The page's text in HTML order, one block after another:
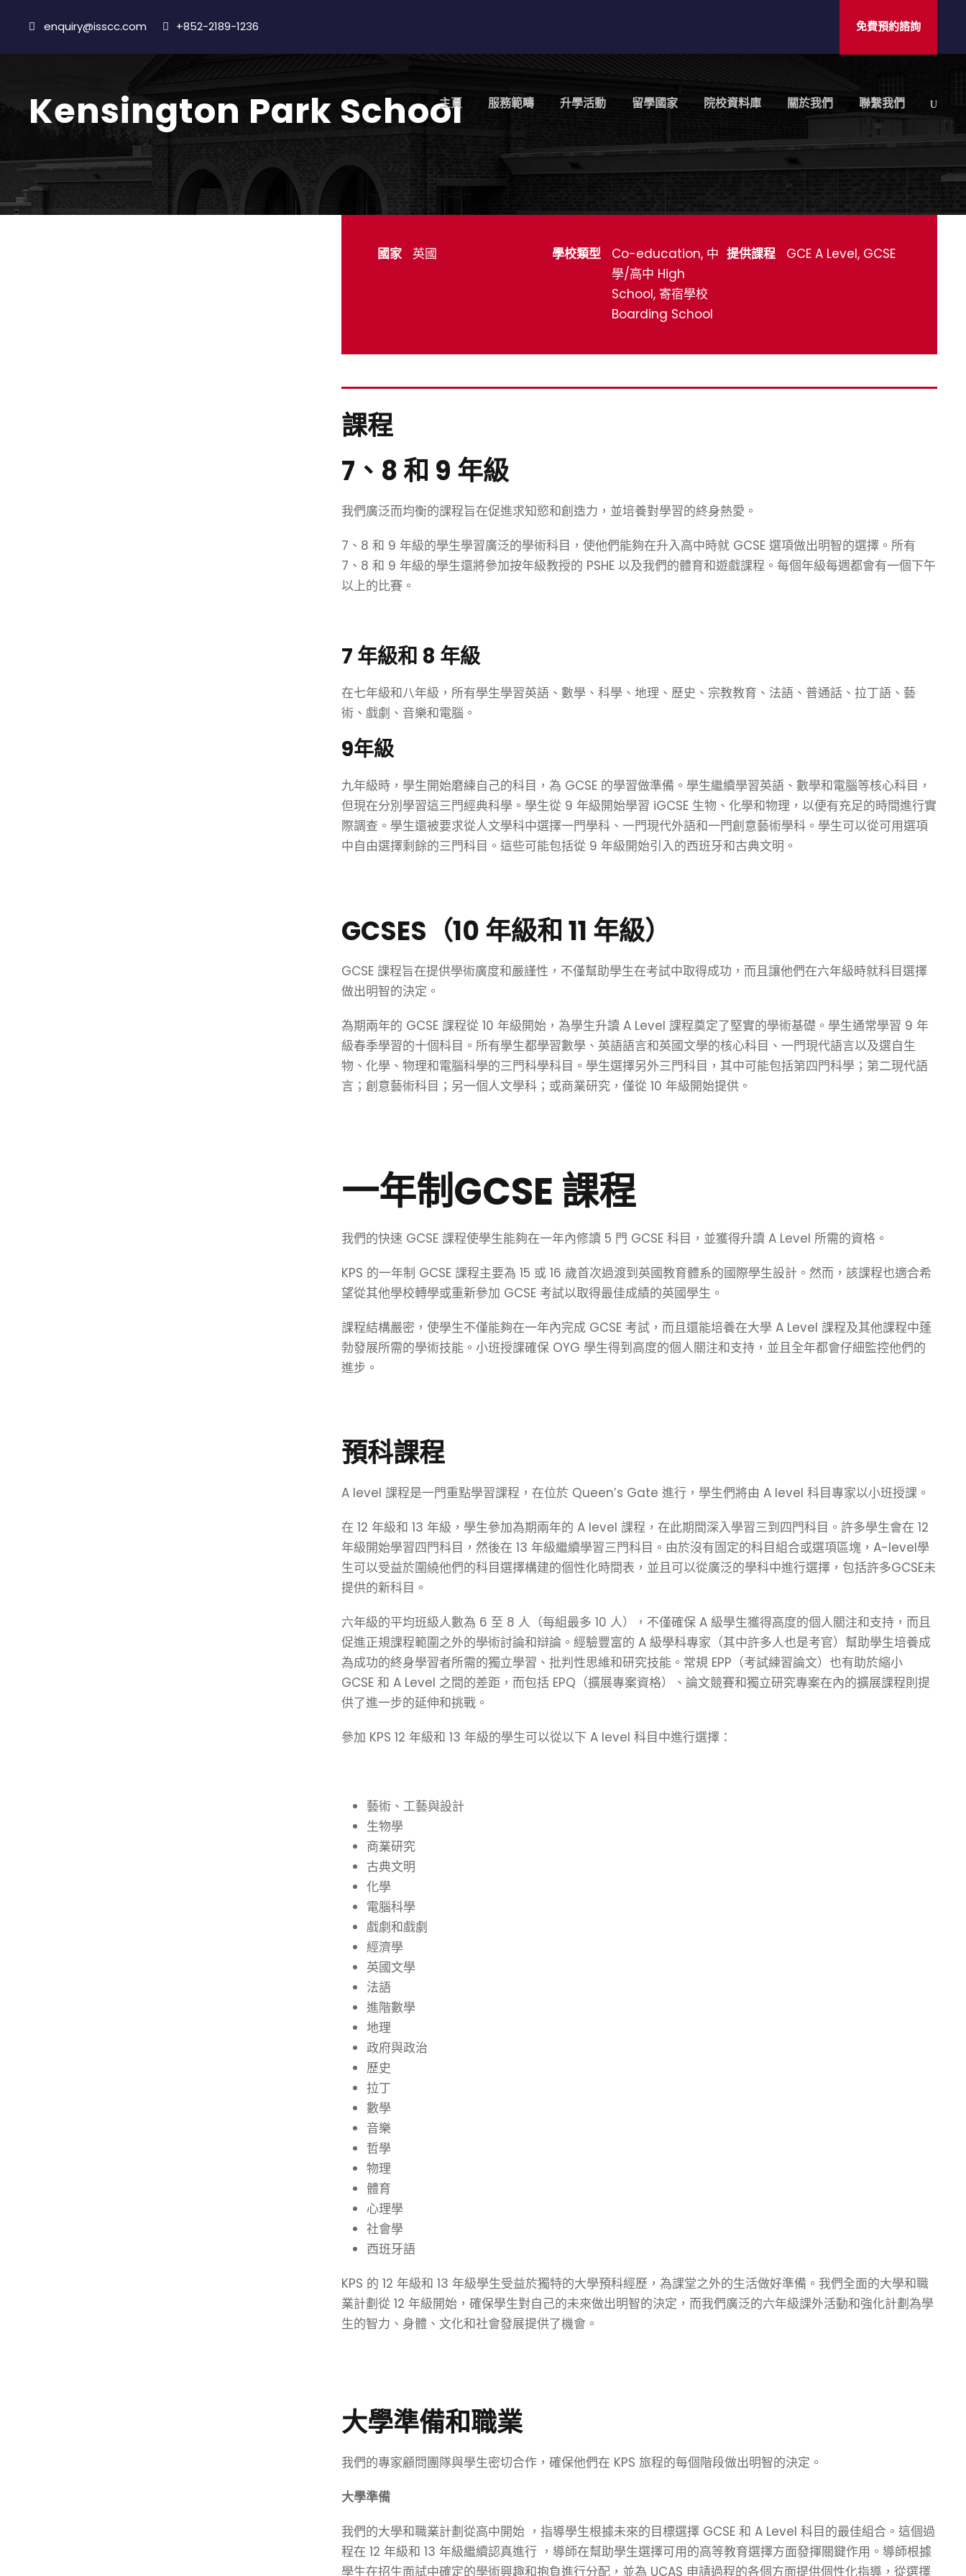
enquiry@isscc.com +852-2189-1236 免費預約諮詢
主頁 服務範疇 升學活動 留學國家 院校資料庫 關於我們 聯繫我們
Kensington Park School
國家 英國 學校類型
Co-education, 中
學/高中 High
School, 寄宿學校
Boarding School
提供課程 GCE A Level, GCSE
課程
7、8 和 9 年級
我們廣泛而均衡的課程旨在促進求知慾和創造力，並培養對學習的終身熱愛。
7、8 和 9 年級的學生學習廣泛的學術科目，使他們能夠在升入高中時就 GCSE 選項做出明智的選擇。所有
7、8 和 9 年級的學生還將參加按年級教授的 PSHE 以及我們的體育和遊戲課程。每個年級每週都會有一個下午
以上的比賽。
7 年級和 8 年級
在七年級和八年級，所有學生學習英語、數學、科學、地理、歷史、宗教教育、法語、普通話、拉丁語、藝
術、戲劇、音樂和電腦。
9年級
九年級時，學生開始磨練自己的科目，為 GCSE 的學習做準備。學生繼續學習英語、數學和電腦等核心科目，
但現在分別學習這三門經典科學。學生從 9 年級開始學習 iGCSE 生物、化學和物理，以便有充足的時間進行實
際調查。學生還被要求從人文學科中選擇一門學科、一門現代外語和一門創意藝術學科。學生可以從可用選項
中自由選擇剩餘的三門科目。這些可能包括從 9 年級開始引入的西班牙和古典文明。
GCSES（10 年級和 11 年級）
GCSE 課程旨在提供學術廣度和嚴謹性，不僅幫助學生在考試中取得成功，而且讓他們在六年級時就科目選擇
做出明智的決定。
為期兩年的 GCSE 課程從 10 年級開始，為學生升讀 A Level 課程奠定了堅實的學術基礎。學生通常學習 9 年
級春季學習的十個科目。所有學生都學習數學、英語語言和英國文學的核心科目、一門現代語言以及選自生
物、化學、物理和電腦科學的三門科學科目。學生選擇另外三門科目，其中可能包括第四門科學；第二現代語
言；創意藝術科目；另一個人文學科；或商業研究，僅從 10 年級開始提供。
一年制GCSE 課程
我們的快速 GCSE 課程使學生能夠在一年內修讀 5 門 GCSE 科目，並獲得升讀 A Level 所需的資格。
KPS 的一年制 GCSE 課程主要為 15 或 16 歲首次過渡到英國教育體系的國際學生設計。然而，該課程也適合希
望從其他學校轉學或重新參加 GCSE 考試以取得最佳成績的英國學生。
課程結構嚴密，使學生不僅能夠在一年內完成 GCSE 考試，而且還能培養在大學 A Level 課程及其他課程中蓬
勃發展所需的學術技能。小班授課確保 OYG 學生得到高度的個人關注和支持，並且全年都會仔細監控他們的
進步。
預科課程
A level 課程是一門重點學習課程，在位於 Queen’s Gate 進行，學生們將由 A level 科目專家以小班授課。
在 12 年級和 13 年級，學生參加為期兩年的 A level 課程，在此期間深入學習三到四門科目。許多學生會在 12
年級開始學習四門科目，然後在 13 年級繼續學習三門科目。由於沒有固定的科目組合或選項區塊，A-level學
生可以受益於圍繞他們的科目選擇構建的個性化時間表，並且可以從廣泛的學科中進行選擇，包括許多GCSE未
提供的新科目。
六年級的平均班級人數為 6 至 8 人（每組最多 10 人），不僅確保 A 級學生獲得高度的個人關注和支持，而且
促進正規課程範圍之外的學術討論和辯論。經驗豐富的 A 級學科專家（其中許多人也是考官）幫助學生培養成
為成功的終身學習者所需的獨立學習、批判性思維和研究技能。常規 EPP（考試練習論文）也有助於縮小
GCSE 和 A Level 之間的差距，而包括 EPQ（擴展專案資格）、論文競賽和獨立研究專案在內的擴展課程則提
供了進一步的延伸和挑戰。
參加 KPS 12 年級和 13 年級的學生可以從以下 A level 科目中進行選擇：
藝術、工藝與設計
生物學
商業研究
古典文明
化學
電腦科學
戲劇和戲劇
經濟學
英國文學
法語
進階數學
地理
政府與政治
歷史
拉丁
數學
音樂
哲學
物理
體育
心理學
社會學
西班牙語
KPS 的 12 年級和 13 年級學生受益於獨特的大學預科經歷，為課堂之外的生活做好準備。我們全面的大學和職
業計劃從 12 年級開始，確保學生對自己的未來做出明智的決定，而我們廣泛的六年級課外活動和強化計劃為學
生的智力、身體、文化和社會發展提供了機會。
大學準備和職業
我們的專家顧問團隊與學生密切合作，確保他們在 KPS 旅程的每個階段做出明智的決定。
大學準備
我們的大學和職業計劃從高中開始，指導學生根據未來的目標選擇 GCSE 和 A Level 科目的最佳組合。這個過
程在 12 年級和 13 年級繼續認真進行 ，導師在幫助學生選擇可用的高等教育選擇方面發揮關鍵作用。導師根據
學生在招生面試中確定的學術興趣和抱負進行分配，並為 UCAS 申請過程的各個方面提供個性化指導，從選擇